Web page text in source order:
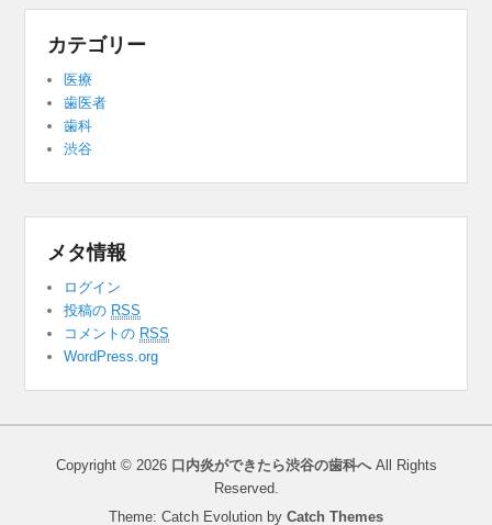
カテゴリー
医療
歯医者
歯科
渋谷
メタ情報
ログイン
投稿の RSS
コメントの RSS
WordPress.org
Copyright © 2026 口内炎ができたら渋谷の歯科へAll Rights
Reserved.
Theme: Catch Evolution by Catch Themes